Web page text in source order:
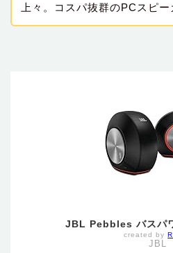
上々。コスパ抜群のPCスピー
JBL Pebbles バスパ
created by
JBL